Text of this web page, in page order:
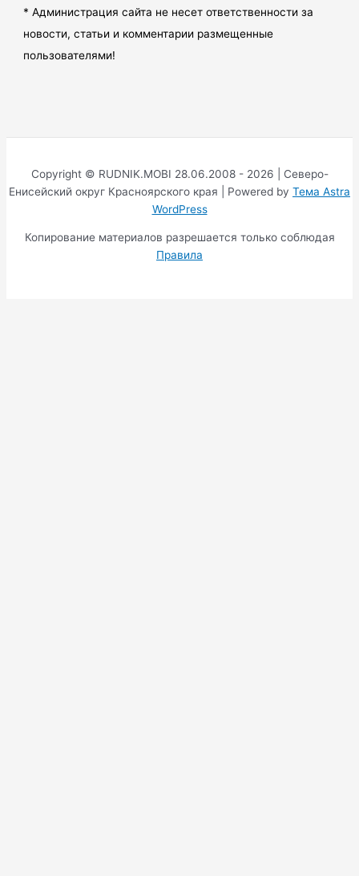
* Администрация сайта не несет ответственности за
новости, статьи и комментарии размещенные
пользователями!
Copyright © RUDNIK.MOBI 28.06.2008 - 2026 | Северо-
Енисейский округ Красноярского края | Powered by Тема Astra
WordPress
Копирование материалов разрешается только соблюдая
Правила